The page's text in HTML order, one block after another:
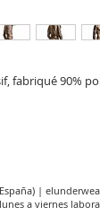
fabriqué 90%
|
a viernes